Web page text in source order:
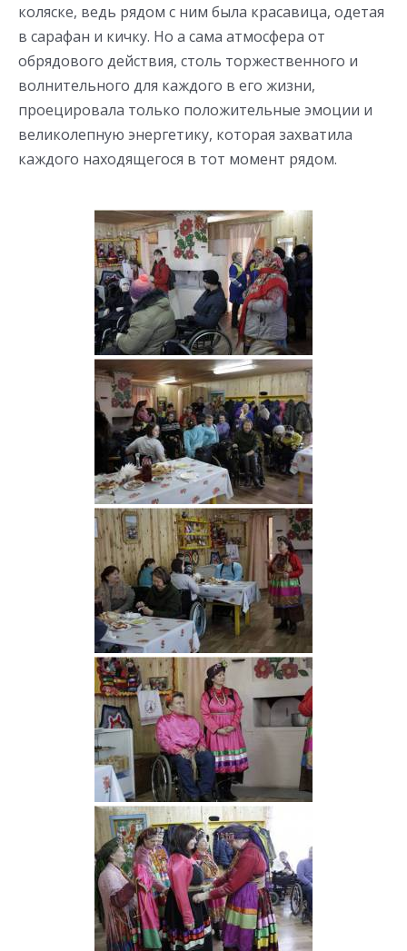
коляске, ведь рядом с ним была красавица, одетая
в сарафан и кичку. Но а сама атмосфера от
обрядового действия, столь торжественного и
волнительного для каждого в его жизни,
проецировала только положительные эмоции и
великолепную энергетику, которая захватила
каждого находящегося в тот момент рядом.